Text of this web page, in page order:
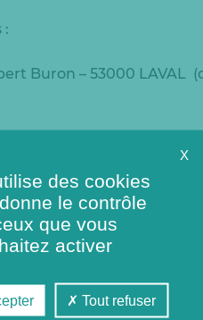
:
Buron – 53000 LAVAL
Européenne du
le développement
X
des cookies
le contrôle
que vous
activer
Tout refuser